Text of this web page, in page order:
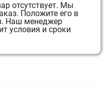
отсутствует. Мы
Положите его в
Наш менеджер
условия и сроки